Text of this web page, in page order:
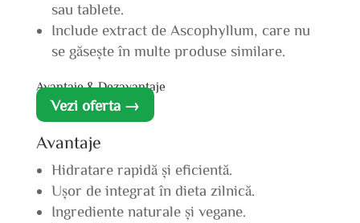
sau tablete.
Include extract de Ascophyllum, care nu
se găsește în multe produse similare.
Avantaje & Dezavantaje
Vezi oferta →
Avantaje
Hidratare rapidă și eficientă.
Ușor de integrat în dieta zilnică.
Ingrediente naturale și vegane.